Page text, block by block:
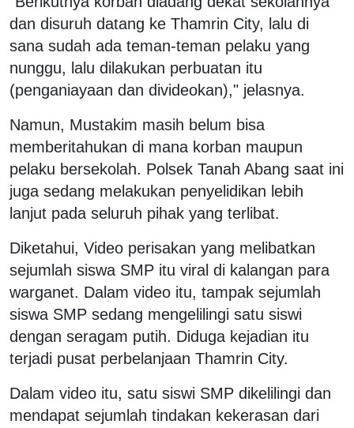
dan disuruh datang ke Thamrin City, lalu di
sana sudah ada teman-teman pelaku yang
nunggu, lalu dilakukan perbuatan itu
(penganiayaan dan divideokan)," jelasnya.
Namun, Mustakim masih belum bisa
memberitahukan di mana korban maupun
pelaku bersekolah. Polsek Tanah Abang saat ini
juga sedang melakukan penyelidikan lebih
lanjut pada seluruh pihak yang terlibat.
Diketahui, Video perisakan yang melibatkan
sejumlah siswa SMP itu viral di kalangan para
warganet. Dalam video itu, tampak sejumlah
siswa SMP sedang mengelilingi satu siswi
dengan seragam putih. Diduga kejadian itu
terjadi pusat perbelanjaan Thamrin City.
Dalam video itu, satu siswi SMP dikelilingi dan
mendapat sejumlah tindakan kekerasan dari